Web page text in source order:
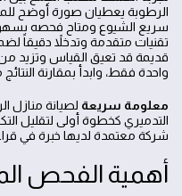
الرطوبة يعطيان صورة أوضح
سريع الشيوع ومتاح فحصه
قديمة قد تعيق القياس وتزيد من
واحدة فقط، وابدأ بمقارنة
معلومة سريعة لصيانة منازل
التدميري كخطوة أولى لتقليل
شركة معتمدة لديها خبرة في
أهمية الفحص